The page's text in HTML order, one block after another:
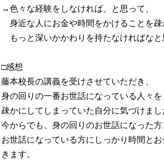
→色々な経験をしなければ、と思って、
身近な人にお金や時間をかけることを疎
もっと深いかかわりを持たなければなと
□感想
藤本校長の講義を受けさせていただき、
身の回りの一番お世話になっている人々を
疎かにしてしまっていた自分に気づけまし
今からでも、身の回りのお世話になった方
お世話になっている方にしっかり時間と
きます。